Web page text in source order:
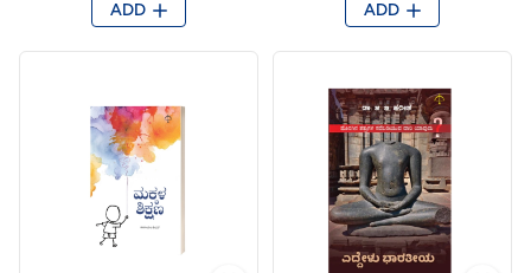
ADD ADD